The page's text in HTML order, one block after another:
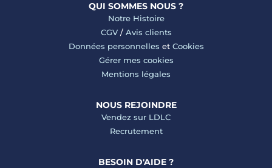
QUI SOMMES NOUS ?
Notre Histoire
CGV/ Avis clients
Données personnelles et Cookies
Gérer mes cookies
Mentions légales
NOUS REJOINDRE
Vendez sur LDLC
Recrutement
BESOIN D'AIDE ?